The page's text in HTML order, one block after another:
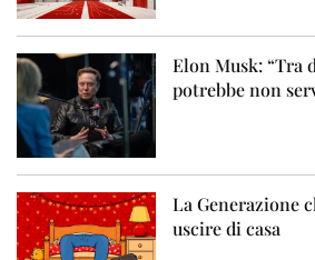
Elon Musk: “Tra
potrebbe non
La Generazione
uscire di casa